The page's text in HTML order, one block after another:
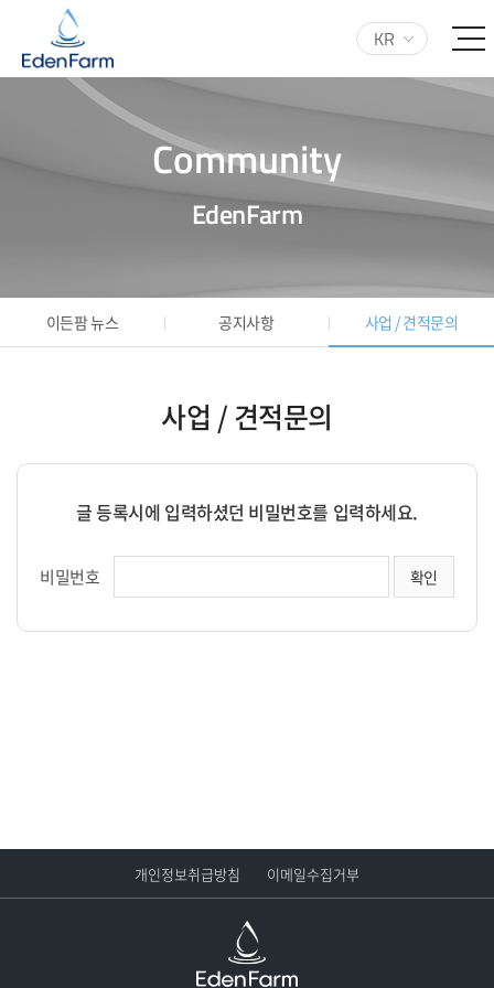
KR
Community
EdenFarm
이든팜 뉴스 공지사항 사업 / 견적문의
사업 / 견적문의
글 등록시에 입력하셨던 비밀번호를 입력하세요.
비밀번호
개인정보취급방침 이메일수집거부